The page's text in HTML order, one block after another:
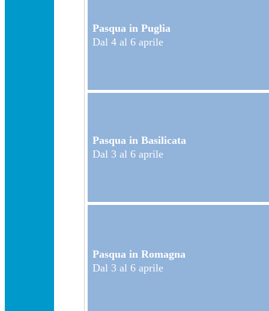
Pasqua in Puglia
Dal 4 al 6 aprile
Pasqua in Basilicata
Dal 3 al 6 aprile
Pasqua in Romagna
Dal 3 al 6 aprile